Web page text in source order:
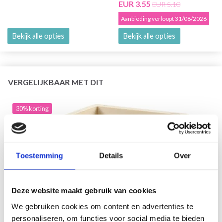
Toestemming Details Over
Deze website maakt gebruik van cookies
We gebruiken cookies om content en advertenties te
personaliseren, om functies voor social media te bieden
Bekijk alle opties
EUR 3.55 EUR 5.10
Aanbieding verloopt 31/08/2026
Bekijk alle opties
VERGELIJKBAAR MET DIT
30% korting